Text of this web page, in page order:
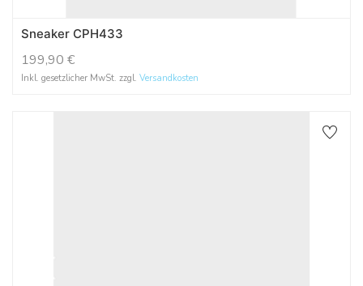
Sneaker CPH433
199,90 €
Inkl. gesetzlicher MwSt. zzgl. Versandkosten